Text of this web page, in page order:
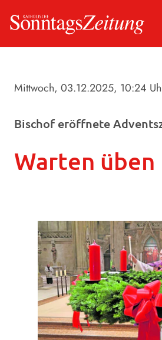
Mittwoch, 03.12.2025, 10:24
Bischof eröffnete
Warten üben